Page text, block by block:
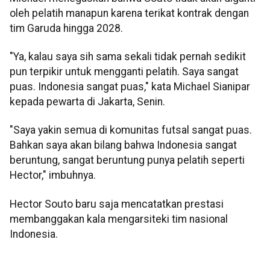
oleh pelatih manapun karena terikat kontrak dengan
tim Garuda hingga 2028.
"Ya, kalau saya sih sama sekali tidak pernah sedikit
pun terpikir untuk mengganti pelatih. Saya sangat
puas. Indonesia sangat puas," kata Michael Sianipar
kepada pewarta di Jakarta, Senin.
"Saya yakin semua di komunitas futsal sangat puas.
Bahkan saya akan bilang bahwa Indonesia sangat
beruntung, sangat beruntung punya pelatih seperti
Hector," imbuhnya.
Hector Souto baru saja mencatatkan prestasi
membanggakan kala mengarsiteki tim nasional
Indonesia.